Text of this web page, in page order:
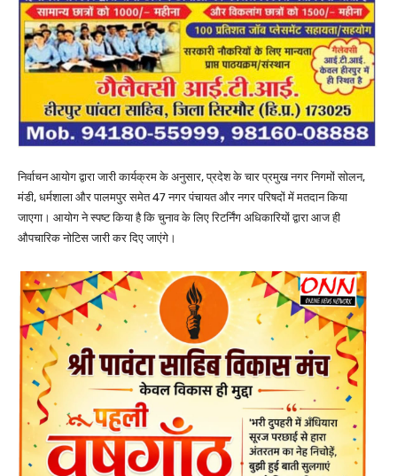
निर्वाचन आयोग द्वारा जारी कार्यक्रम के अनुसार, प्रदेश के चार प्रमुख नगर निगमों सोलन,
मंडी, धर्मशाला और पालमपुर समेत 47 नगर पंचायत और नगर परिषदों में मतदान किया
जाएगा। आयोग ने स्पष्ट किया है कि चुनाव के लिए रिटर्निंग अधिकारियों द्वारा आज ही
औपचारिक नोटिस जारी कर दिए जाएंगे।